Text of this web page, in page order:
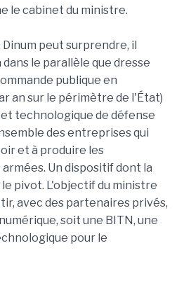
le cabinet du ministre.
peut surprendre, il
le parallèle que dresse
publique en
an sur le périmètre de l'État)
technologique de défense
des entreprises qui
et à produire les
Un dispositif dont la
pivot. L'objectif du ministre
avec des partenaires privés,
soit une BITN, une
pour le